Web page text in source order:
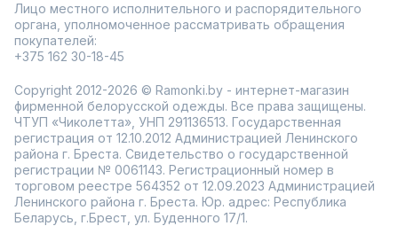
Лицо местного исполнительного и распорядительного
органа, уполномоченное рассматривать обращения
покупателей:
+375 162 30-18-45
Copyright 2012-2026 © Ramonki.by - интернет-магазин
фирменной белорусской одежды. Все права защищены.
ЧТУП «Чиколетта», УНП 291136513. Государственная
регистрация от 12.10.2012 Администрацией Ленинского
района г. Бреста. Свидетельство о государственной
регистрации № 0061143. Регистрационный номер в
торговом реестре 564352 от 12.09.2023 Администрацией
Ленинского района г. Бреста. Юр. адрес: Республика
Беларусь, г.Брест, ул. Буденного 17/1.